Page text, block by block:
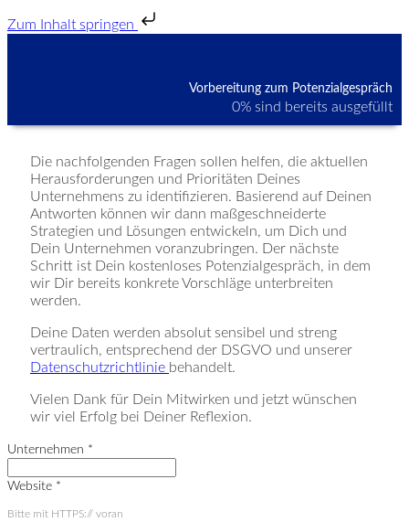
Zum Inhalt springen
Vorbereitung zum Potenzialgespräch
0% sind bereits ausgefüllt
Die nachfolgenden Fragen sollen helfen, die aktuellen
Herausforderungen und Prioritäten Deines
Unternehmens zu identifizieren. Basierend auf Deinen
Antworten können wir dann maßgeschneiderte
Strategien und Lösungen entwickeln, um Dich und
Dein Unternehmen voranzubringen. Der nächste
Schritt ist Dein kostenloses Potenzialgespräch, in dem
wir Dir bereits konkrete Vorschläge unterbreiten
werden.
Deine Daten werden absolut sensibel und streng
vertraulich, entsprechend der DSGVO und unserer
Datenschutzrichtlinie behandelt.
Vielen Dank für Dein Mitwirken und jetzt wünschen
wir viel Erfolg bei Deiner Reflexion.
Unternehmen *
Website *
Bitte mit HTTPS:// voran